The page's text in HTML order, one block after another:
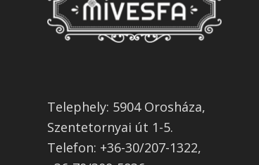
Telephely: 5904 Orosháza,
Szentetornyai út 1-5.
Telefon: +36-30/207-1322,